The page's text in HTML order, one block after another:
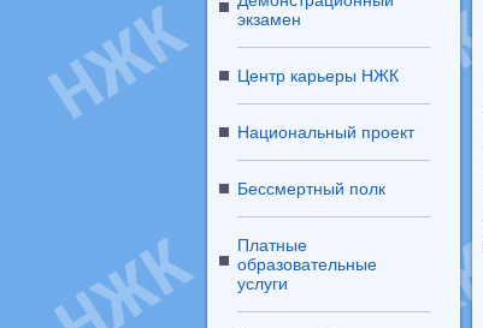
экзамен
Центр карьеры НЖК
Национальный проект
Бессмертный полк
Платные
образовательные
услуги